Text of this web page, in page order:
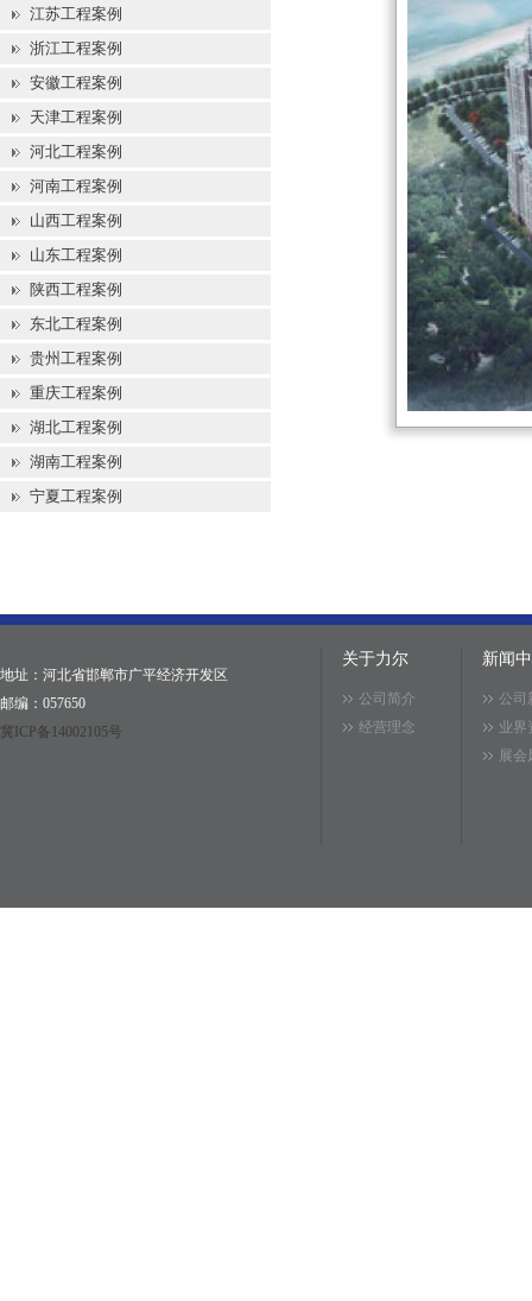
江苏工程案例
浙江工程案例
安徽工程案例
天津工程案例
河北工程案例
河南工程案例
山西工程案例
山东工程案例
陕西工程案例
东北工程案例
贵州工程案例
重庆工程案例
湖北工程案例
湖南工程案例
宁夏工程案例
地址：河北省邯郸市广平经济开发区
邮编：057650
冀ICP备14002105号
关于力尔
公司简介
经营理念
新闻
公司
业界
展会